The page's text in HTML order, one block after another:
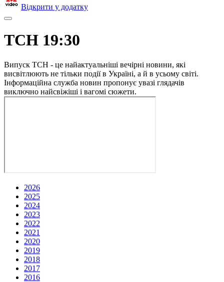
Відкрити у додатку
ТСН 19:30
Випуск ТСН - це найактуальніші вечірні новини, які
висвітлюють не тільки події в Україні, а й в усьому світі.
Інформаційна служба новин пропонує увазі глядачів
виключно найсвіжіші і вагомі сюжети.
2026
2025
2024
2023
2022
2021
2020
2019
2018
2017
2016